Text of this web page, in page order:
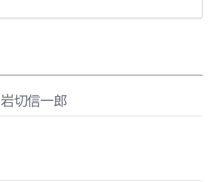
岩切信一郎